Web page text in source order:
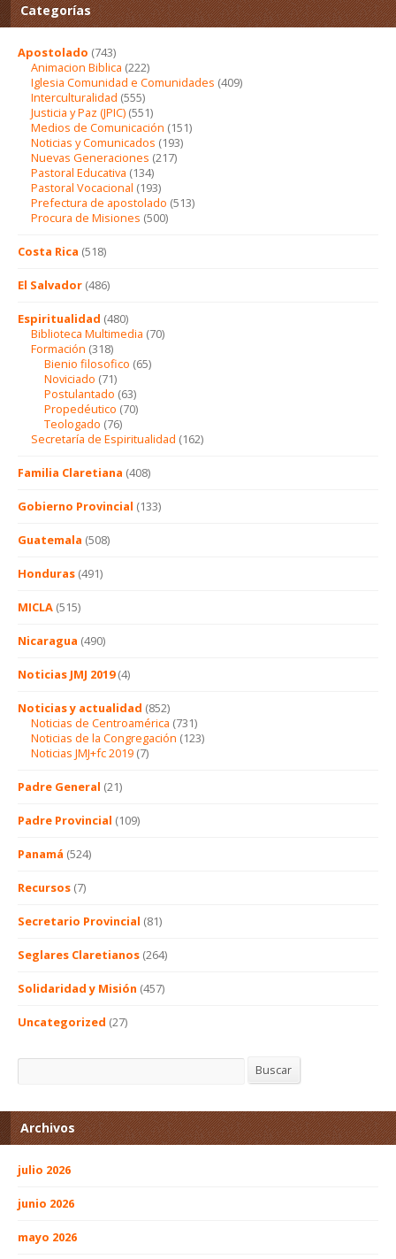
Categorías
Apostolado (743)
Animacion Biblica (222)
Iglesia Comunidad e Comunidades (409)
Interculturalidad (555)
Justicia y Paz (JPIC) (551)
Medios de Comunicación (151)
Noticias y Comunicados (193)
Nuevas Generaciones (217)
Pastoral Educativa (134)
Pastoral Vocacional (193)
Prefectura de apostolado (513)
Procura de Misiones (500)
Costa Rica (518)
El Salvador (486)
Espiritualidad (480)
Biblioteca Multimedia (70)
Formación (318)
Bienio filosofico (65)
Noviciado (71)
Postulantado (63)
Propedéutico (70)
Teologado (76)
Secretaría de Espiritualidad (162)
Familia Claretiana (408)
Gobierno Provincial (133)
Guatemala (508)
Honduras (491)
MICLA (515)
Nicaragua (490)
Noticias JMJ 2019(4)
Noticias y actualidad (852)
Noticias de Centroamérica (731)
Noticias de la Congregación (123)
Noticias JMJ+fc 2019 (7)
Padre General (21)
Padre Provincial (109)
Panamá (524)
Recursos (7)
Secretario Provincial (81)
Seglares Claretianos (264)
Solidaridad y Misión (457)
Uncategorized (27)
Buscar Buscar
Archivos
julio 2026
junio 2026
mayo 2026